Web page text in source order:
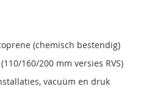
(chemisch bestendig)
160/200 mm versies RVS)
vacuüm en druk